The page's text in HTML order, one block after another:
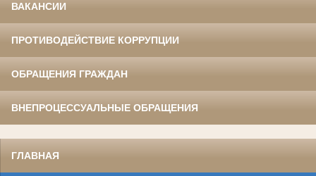
ВАКАНСИИ
ПРОТИВОДЕЙСТВИЕ КОРРУПЦИИ
ОБРАЩЕНИЯ ГРАЖДАН
ВНЕПРОЦЕССУАЛЬНЫЕ ОБРАЩЕНИЯ
ГЛАВНАЯ